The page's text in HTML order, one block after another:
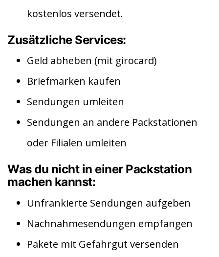
kostenlos versendet.
Zusätzliche Services:
Geld abheben (mit girocard)
Briefmarken kaufen
Sendungen umleiten
Sendungen an andere Packstationen
oder Filialen umleiten
Was du nicht in einer Packstation
machen kannst:
Unfrankierte Sendungen aufgeben
Nachnahmesendungen empfangen
Pakete mit Gefahrgut versenden